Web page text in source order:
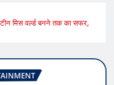
मिस वर्ल्ड बनने तक का सफर,